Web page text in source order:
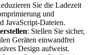
Sie die Ladezeit
und
JavaScript-Dateien.
: Stellen Sie sicher,
Geräten einwandfrei
Design aufweist.